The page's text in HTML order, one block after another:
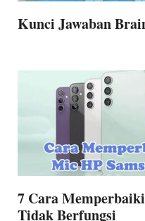
Kunci Jawaban
7 Cara
Tidak Berfungsi